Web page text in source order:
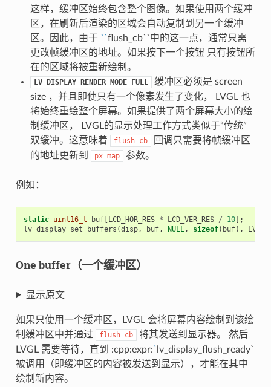
这样，缓冲区始终包含整个图像。如果使用两个缓冲
区，在刷新后渲染的区域会自动复制到另一个缓冲
区。因此，由于 ``flush_cb``中的这一点，通常只需
更改帧缓冲区的地址。如果按下一个按钮 只有按钮所
在的区域将被重新绘制。
LV_DISPLAY_RENDER_MODE_FULL
缓冲区必须是 screen
size ，并且即使只有一个像素发生了变化， LVGL 也
将始终重绘整个屏幕。如果提供了两个屏幕大小的绘
制缓冲区， LVGL的显示处理工作方式类似于“传统”
双缓冲。这意味着
flush_cb
回调只需要将帧缓冲区
的地址更新到
px_map 参数。
例如：
static uint16_t buf[LCD_HOR_RES * LCD_VER_RES / 10];
lv_display_set_buffers (disp, buf, NULL, sizeof( buf),
One buffer（一个缓冲区）
显示原文
如果只使用一个缓冲区，LVGL 会将屏幕内容绘制到该绘
制缓冲区中并通过
flush_cb
将其发送到显示器。 然后
LVGL 需要等待，直到 :cpp:expr:` lv_display_flush_ready`
被调用（即缓冲区的内容被发送到显示），才能在其中
绘制新内容。